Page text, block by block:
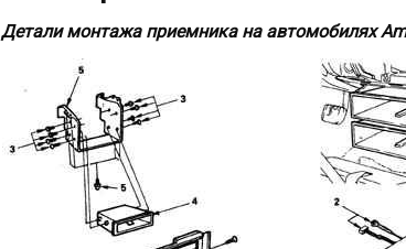
Детали монтажа приемника на автомобилях